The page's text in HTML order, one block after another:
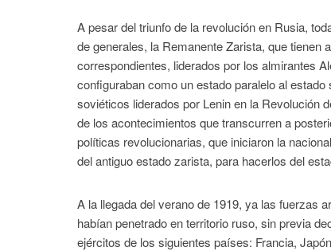
A pesar del triunfo de la revolución en Rusia,
de generales, la Remanente Zarista, que tienen
correspondientes, liderados por los almirantes
configuraban como un estado paralelo al
soviéticos liderados por Lenin en la Revolución
de los acontecimientos que transcurren a
políticas revolucionarias, que iniciaron la
del antiguo estado zarista, para hacerlos del
A la llegada del verano de 1919, ya las fuerzas
habían penetrado en territorio ruso, sin previa
ejércitos de los siguientes países: Francia,